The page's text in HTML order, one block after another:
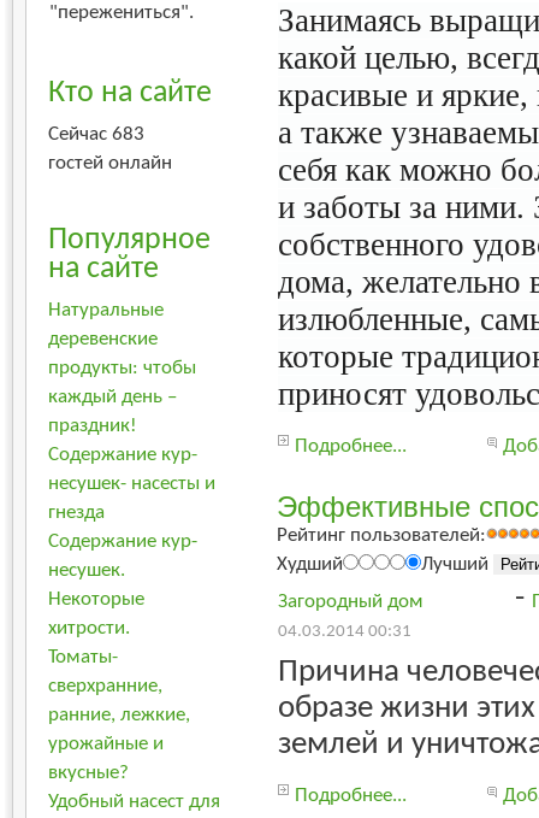
"пережениться".
Кто на сайте
Сейчас 683
гостей онлайн
Популярное
на сайте
Натуральные
деревенские
продукты: чтобы
каждый день –
праздник!
Содержание кур-
несушек- насесты и
гнезда
Содержание кур-
несушек.
Некоторые
хитрости.
Томаты-
сверхранние,
ранние, лежкие,
урожайные и
вкусные?
Удобный насест для
Занимаясь
какой целью,
красивые и
а также
себя как можно
и заботы за ними.
собственного
дома, желательно
излюбленные,
которые
приносят
Подробнее...
Эффективные
Рейтинг пользователей:
Худший
Лучший
Загородный дом
-
04.03.2014 00:31
Причина
образе жизни
землей и
Подробнее...